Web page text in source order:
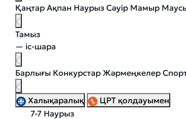
Қаңтар Ақпан Наурыз Сәуір Мамыр
Тамыз
— іс-шара
Барлығы Конкурстар Жәрмеңкелер
Халықаралық
ЦРТ қолдауымен
7-7 Наурыз